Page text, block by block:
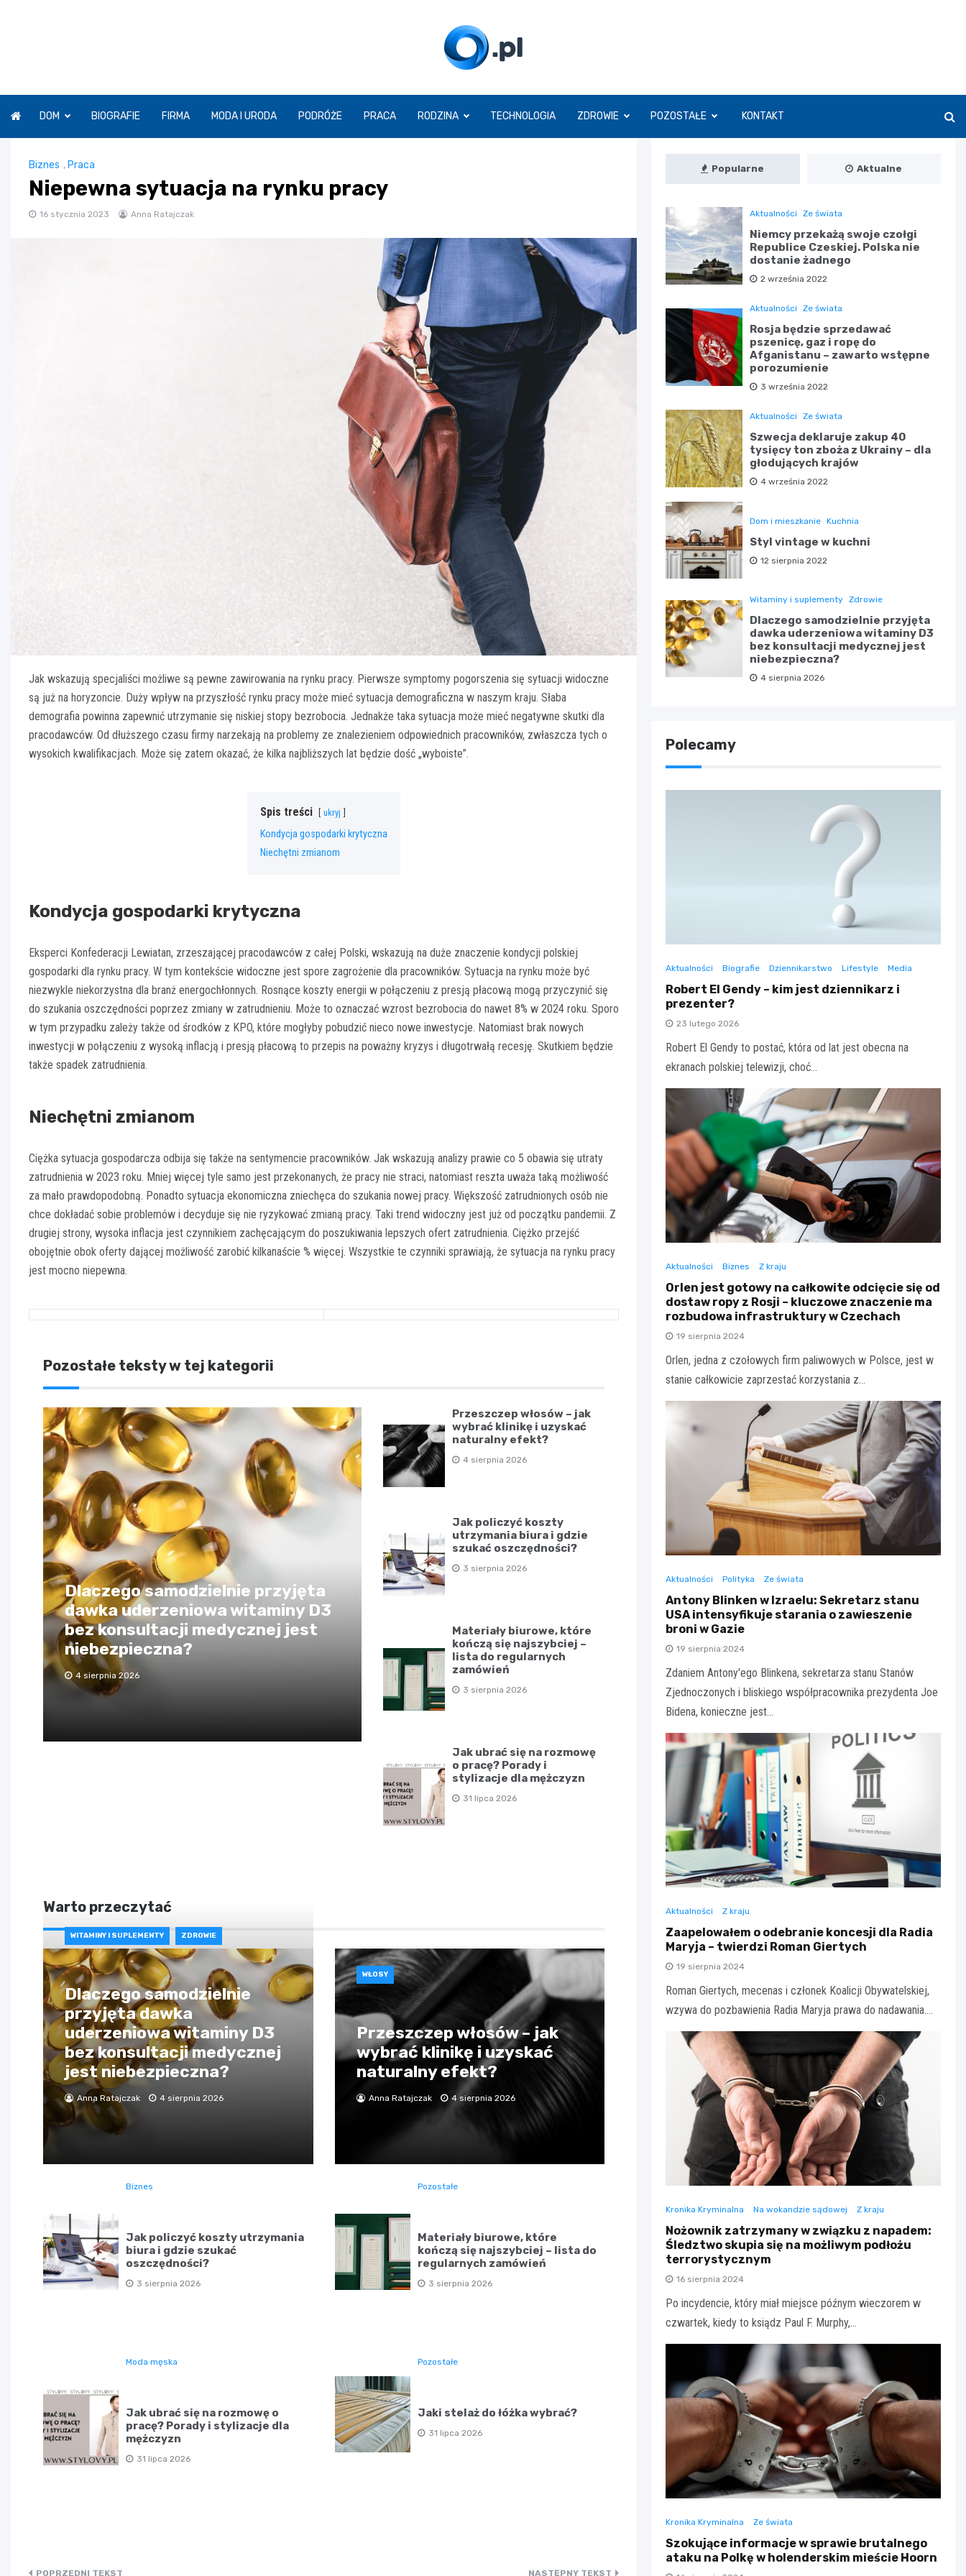
O.pl
DOM BIOGRAFIE FIRMA MODA I URODA PODRÓŻE PRACA RODZINA TECHNOLOGIA ZDROWIE POZOSTAŁE KONTAKT
Biznes , Praca
Niepewna sytuacja na rynku pracy
16 stycznia 2023 Anna Ratajczak
Jak wskazują specjaliści możliwe są pewne zawirowania na rynku pracy. Pierwsze symptomy pogorszenia się sytuacji widoczne
są już na horyzoncie. Duży wpływ na przyszłość rynku pracy może mieć sytuacja demograficzna w naszym kraju. Słaba
demografia powinna zapewnić utrzymanie się niskiej stopy bezrobocia. Jednakże taka sytuacja może mieć negatywne skutki dla
pracodawców. Od dłuższego czasu firmy narzekają na problemy ze znalezieniem odpowiednich pracowników, zwłaszcza tych o
wysokich kwalifikacjach. Może się zatem okazać, że kilka najbliższych lat będzie dość „wyboiste”.
Spis treści ukryj
Kondycja gospodarki krytyczna
Niechętni zmianom
Kondycja gospodarki krytyczna
Eksperci Konfederacji Lewiatan, zrzeszającej pracodawców z całej Polski, wskazują na duże znaczenie kondycji polskiej
gospodarki dla rynku pracy. W tym kontekście widoczne jest spore zagrożenie dla pracowników. Sytuacja na rynku może być
niezwykle niekorzystna dla branż energochłonnych. Rosnące koszty energii w połączeniu z presją płacową mogą przyczynić się
do szukania oszczędności poprzez zmiany w zatrudnieniu. Może to oznaczać wzrost bezrobocia do nawet 8% w 2024 roku. Sporo
w tym przypadku zależy także od środków z KPO, które mogłyby pobudzić nieco nowe inwestycje. Natomiast brak nowych
inwestycji w połączeniu z wysoką inflacją i presją płacową to przepis na poważny kryzys i długotrwałą recesję. Skutkiem będzie
także spadek zatrudnienia.
Niechętni zmianom
Ciężka sytuacja gospodarcza odbija się także na sentymencie pracowników. Jak wskazują analizy prawie co 5 obawia się utraty
zatrudnienia w 2023 roku. Mniej więcej tyle samo jest przekonanych, że pracy nie straci, natomiast reszta uważa taką możliwość
za mało prawdopodobną. Ponadto sytuacja ekonomiczna zniechęca do szukania nowej pracy. Większość zatrudnionych osób nie
chce dokładać sobie problemów i decyduje się nie ryzykować zmianą pracy. Taki trend widoczny jest już od początku pandemii. Z
drugiej strony, wysoka inflacja jest czynnikiem zachęcającym do poszukiwania lepszych ofert zatrudnienia. Ciężko przejść
obojętnie obok oferty dającej możliwość zarobić kilkanaście % więcej. Wszystkie te czynniki sprawiają, że sytuacja na rynku pracy
jest mocno niepewna.
Pozostałe teksty w tej kategorii
Dlaczego samodzielnie przyjęta
dawka uderzeniowa witaminy D3
bez konsultacji medycznej jest
niebezpieczna?
4 sierpnia 2026
Przeszczep włosów – jak
wybrać klinikę i uzyskać
naturalny efekt?
4 sierpnia 2026
Jak policzyć koszty
utrzymania biura i gdzie
szukać oszczędności?
3 sierpnia 2026
Materiały biurowe, które
kończą się najszybciej –
lista do regularnych
zamówień
3 sierpnia 2026
Jak ubrać się na rozmowę
o pracę? Porady i
stylizacje dla mężczyzn
31 lipca 2026
Warto przeczytać
WITAMINY I SUPLEMENTY ZDROWIE
Dlaczego samodzielnie
przyjęta dawka
uderzeniowa witaminy D3
bez konsultacji medycznej
jest niebezpieczna?
Anna Ratajczak 4 sierpnia 2026
WŁOSY
Przeszczep włosów – jak
wybrać klinikę i uzyskać
naturalny efekt?
Anna Ratajczak 4 sierpnia 2026
Biznes
Jak policzyć koszty utrzymania
biura i gdzie szukać
oszczędności?
3 sierpnia 2026
Pozostałe
Materiały biurowe, które
kończą się najszybciej – lista do
regularnych zamówień
3 sierpnia 2026
Moda męska
Jak ubrać się na rozmowę o
pracę? Porady i stylizacje dla
mężczyzn
31 lipca 2026
Pozostałe
Jaki stelaż do łóżka wybrać?
31 lipca 2026
Popularne Aktualne
Aktualności Ze świata
Niemcy przekażą swoje czołgi
Republice Czeskiej. Polska nie
dostanie żadnego
2 września 2022
Aktualności Ze świata
Rosja będzie sprzedawać
pszenicę, gaz i ropę do
Afganistanu – zawarto wstępne
porozumienie
3 września 2022
Aktualności Ze świata
Szwecja deklaruje zakup 40
tysięcy ton zboża z Ukrainy – dla
głodujących krajów
4 września 2022
Dom i mieszkanie Kuchnia
Styl vintage w kuchni
12 sierpnia 2022
Witaminy i suplementy Zdrowie
Dlaczego samodzielnie przyjęta
dawka uderzeniowa witaminy D3
bez konsultacji medycznej jest
niebezpieczna?
4 sierpnia 2026
Polecamy
Aktualności Biografie Dziennikarstwo Lifestyle Media
Robert El Gendy – kim jest dziennikarz i
prezenter?
23 lutego 2026
Robert El Gendy to postać, która od lat jest obecna na
ekranach polskiej telewizji, choć…
Aktualności Biznes Z kraju
Orlen jest gotowy na całkowite odcięcie się od
dostaw ropy z Rosji – kluczowe znaczenie ma
rozbudowa infrastruktury w Czechach
19 sierpnia 2024
Orlen, jedna z czołowych firm paliwowych w Polsce, jest w
stanie całkowicie zaprzestać korzystania z…
Aktualności Polityka Ze świata
Antony Blinken w Izraelu: Sekretarz stanu
USA intensyfikuje starania o zawieszenie
broni w Gazie
19 sierpnia 2024
Zdaniem Antony'ego Blinkena, sekretarza stanu Stanów
Zjednoczonych i bliskiego współpracownika prezydenta Joe
Bidena, konieczne jest…
Aktualności Z kraju
Zaapelowałem o odebranie koncesji dla Radia
Maryja – twierdzi Roman Giertych
19 sierpnia 2024
Roman Giertych, mecenas i członek Koalicji Obywatelskiej,
wzywa do pozbawienia Radia Maryja prawa do nadawania.…
Kronika Kryminalna Na wokandzie sądowej Z kraju
Nożownik zatrzymany w związku z napadem:
Śledztwo skupia się na możliwym podłożu
terrorystycznym
16 sierpnia 2024
Po incydencie, który miał miejsce późnym wieczorem w
czwartek, kiedy to ksiądz Paul F. Murphy,…
Kronika Kryminalna Ze świata
Szokujące informacje w sprawie brutalnego
ataku na Polkę w holenderskim mieście Hoorn